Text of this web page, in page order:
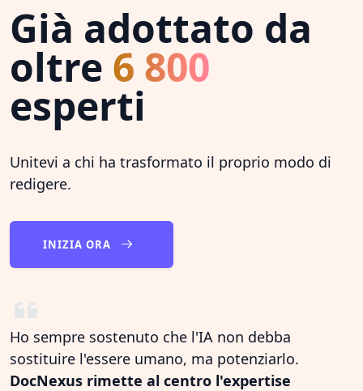
Già adottato da
oltre 6 800
esperti
Unitevi a chi ha trasformato il proprio modo di
redigere.
INIZIA ORA
Ho sempre sostenuto che l'IA non debba
sostituire l'essere umano, ma potenziarlo.
DocNexus rimette al centro l'expertise